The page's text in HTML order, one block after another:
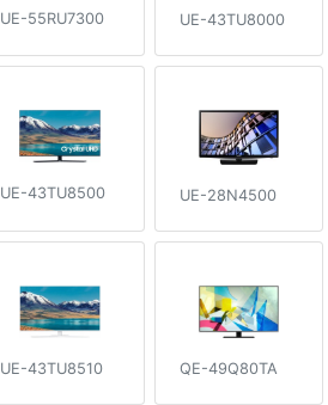
UE-55RU7300 UE-43TU8000
UE-43TU8500 UE-28N4500
UE-43TU8510 QE-49Q80TA